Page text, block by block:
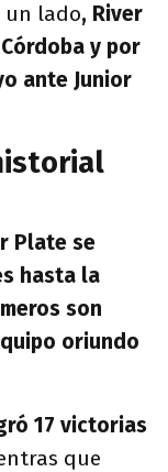
un lado, River
y por
ante Junior
Plate se
hasta la
son
oriundo
17 victorias
que